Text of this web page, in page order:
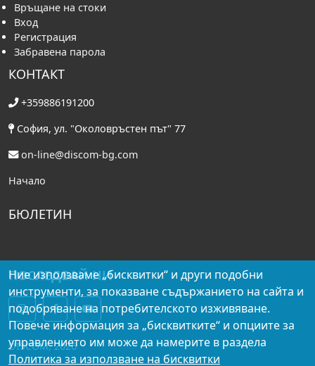
Връщане на стоки
Вход
Регистрация
Забравена парола
КОНТАКТ
+359886191200
София, ул. "Околовръстен път" 77
on-line@discom-bg.com
Начало
БЮЛЕТИН
ПОСЛЕДВАЙ НИ
DISCOM, 2026
Ние използваме „бисквитки“ и други подобни
инструменти, за показване съдържанието на сайта и
подобряване на потребителското изживяване.
Повече информация за „бисквитките“ и опциите за
управлението им може да намерите в раздела
Политика за използване на бисквитки